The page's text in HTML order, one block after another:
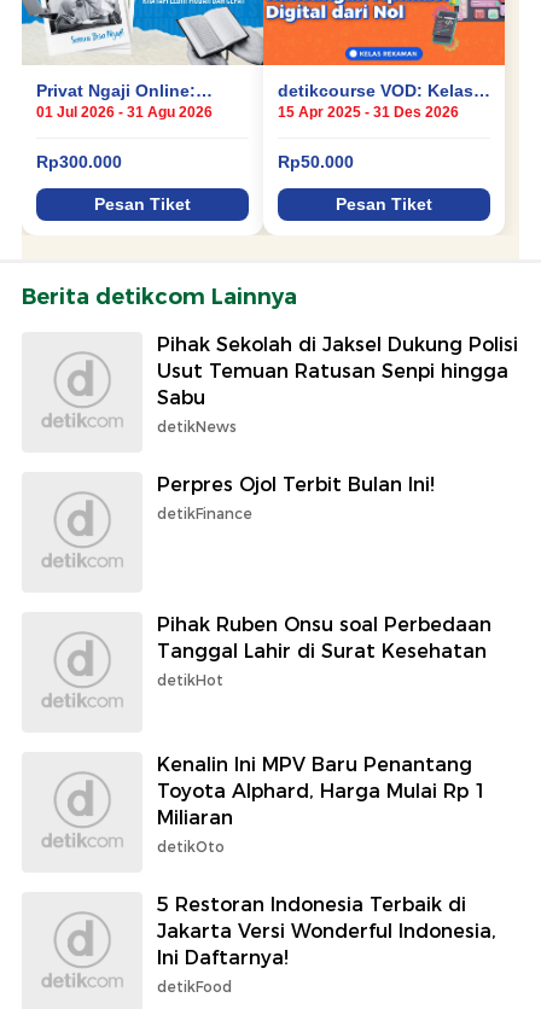
Berita detikcom Lainnya
Pihak Sekolah di Jaksel Dukung Polisi
Usut Temuan Ratusan Senpi hingga
Sabu
detikNews
Perpres Ojol Terbit Bulan Ini!
detikFinance
Pihak Ruben Onsu soal Perbedaan
Tanggal Lahir di Surat Kesehatan
detikHot
Kenalin Ini MPV Baru Penantang
Toyota Alphard, Harga Mulai Rp 1
Miliaran
detikOto
5 Restoran Indonesia Terbaik di
Jakarta Versi Wonderful Indonesia,
Ini Daftarnya!
detikFood